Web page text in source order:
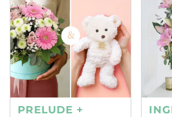
PRELUDE +